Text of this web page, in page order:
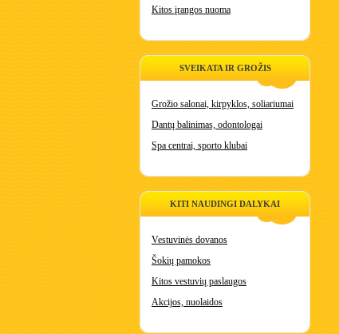
Kitos įrangos nuoma
SVEIKATA IR GROŽIS
Grožio salonai, kirpyklos, soliariumai
Dantų balinimas, odontologai
Spa centrai, sporto klubai
KITI NAUDINGI DALYKAI
Vestuvinės dovanos
Šokių pamokos
Kitos vestuvių paslaugos
Akcijos, nuolaidos